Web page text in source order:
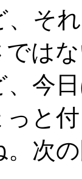
、そ
では
今
と
次